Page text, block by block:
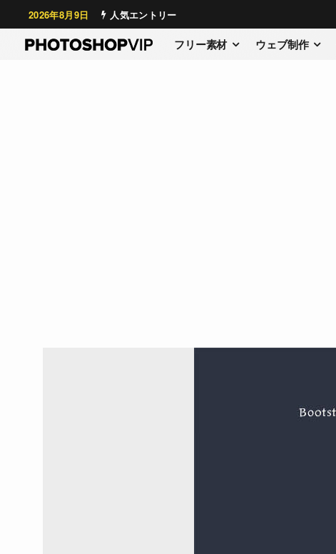
2026年8月9日 人気エントリー
フリー素材 ウェブ制作